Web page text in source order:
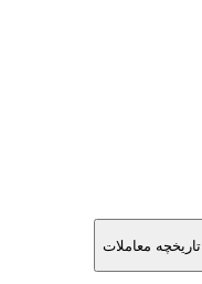
تاریخچه معاملات